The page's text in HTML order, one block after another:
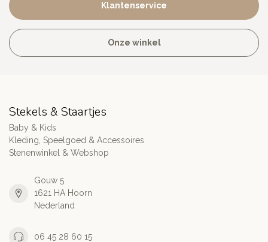
Klantenservice
Onze winkel
Stekels & Staartjes
Baby & Kids
Kleding, Speelgoed & Accessoires
Stenenwinkel & Webshop
Gouw 5
1621 HA Hoorn
Nederland
06 45 28 60 15